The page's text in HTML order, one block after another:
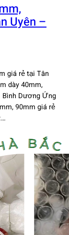
Uyên –
giá rẻ tại Tân
dày 40mm,
Bình Dương Ứng
90mm giá rẻ